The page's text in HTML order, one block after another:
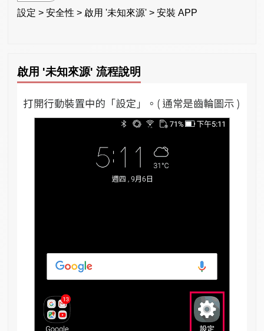
設定 > 安全性 > 啟用 '未知來源' > 安裝 APP
啟用 '未知來源' 流程說明